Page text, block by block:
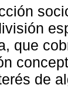
que
de